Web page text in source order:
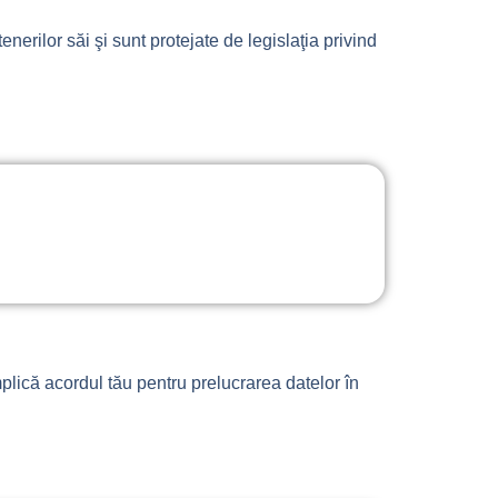
săi şi sunt protejate de legislaţia privind
acordul tău pentru prelucrarea datelor în